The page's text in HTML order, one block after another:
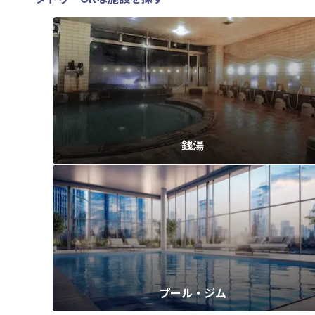
銭湯
プール・ジム